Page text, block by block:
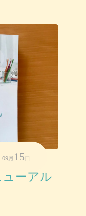
09月 15 日
ーアル